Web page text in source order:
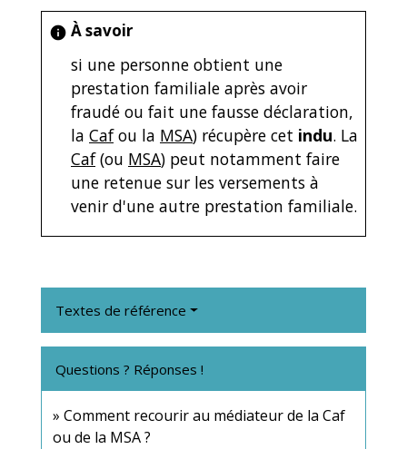
info À savoir
si une personne obtient une
prestation familiale après avoir
fraudé ou fait une fausse déclaration,
la Cafou la MSA) récupère cet indu. La
Caf(ou MSA) peut notamment faire
une retenue sur les versements à
venir d'une autre prestation familiale.
Textes de référence
Questions ? Réponses !
Comment recourir au médiateur de la Caf
ou de la MSA ?